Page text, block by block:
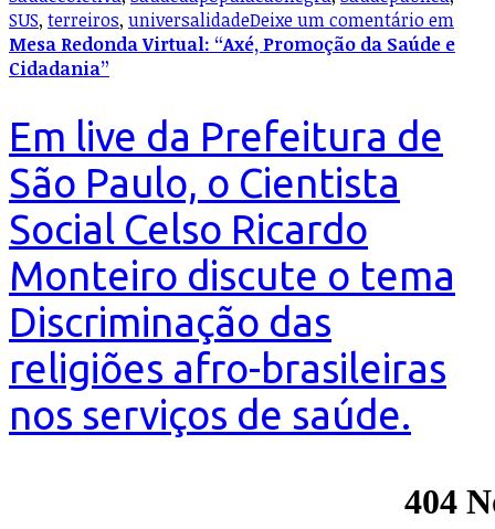
SUS, terreiros, universalidadeDeixe um comentárioem
Mesa Redonda Virtual: “Axé, Promoção da Saúde e
Cidadania”
Em live da Prefeitura de
São Paulo, o Cientista
Social Celso Ricardo
Monteiro discute o tema
Discriminação das
religiões afro-brasileiras
nos serviços de saúde.